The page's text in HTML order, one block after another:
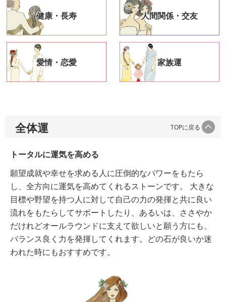
健康・長寿 人間関係・交友
愛情・恋愛 家族運
全体運 TOPに戻る
トータルに運気を高める
願望成就や幸せを求める人に圧倒的なパワーをもたら
し、全方向に運気を高めてくれるストーンです。 大きな
目標や野望を持つ人に対して自己の力の発揮と共に良い
流れをもたらしてサポートしたり、あるいは、ささやか
だけれどオールラウンドに支えて欲しいと願う方にも、
バランス良く力を発揮してくれます。どの石が良いか迷
われた時にもおすすめです。